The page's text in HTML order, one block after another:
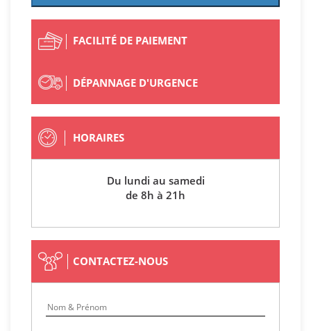
FACILITÉ DE PAIEMENT
DÉPANNAGE D'URGENCE
HORAIRES
Du lundi au samedi
de 8h à 21h
CONTACTEZ-NOUS